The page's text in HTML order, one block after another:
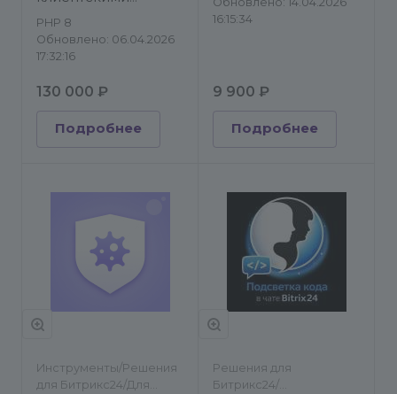
персональными
данными
PHP 8
Обновлено: 06.04.2026
17:32:16
130 000 ₽
Подробнее
16:15:34
9 900 ₽
Подробнее
Инструменты/Решения
для Битрикс24/Для
Решения для
Битрикс24/